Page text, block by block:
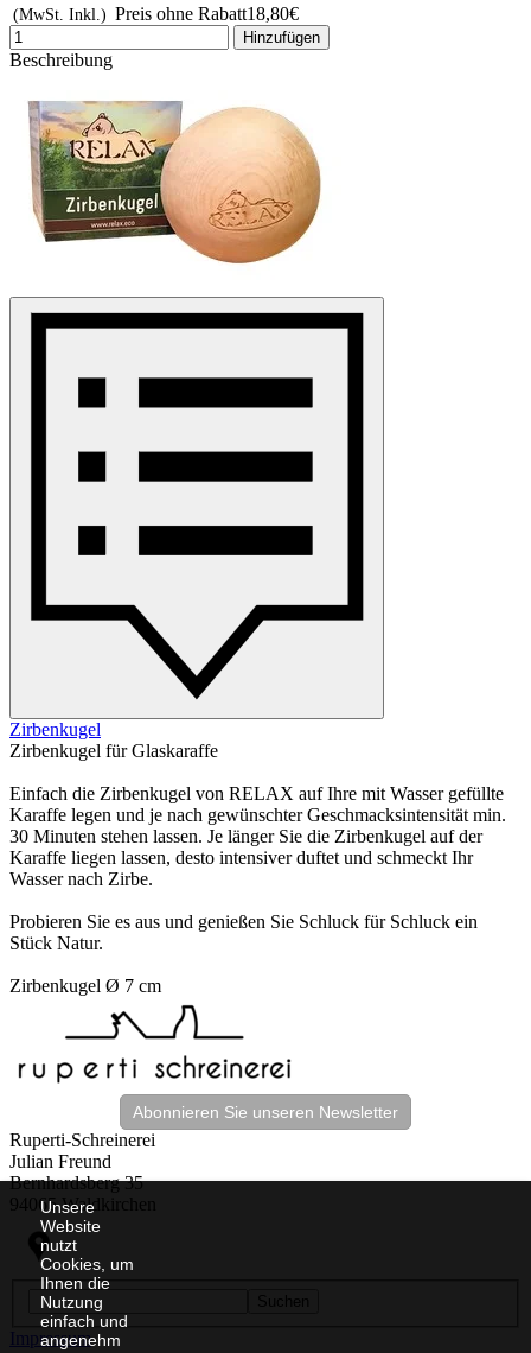
Unsere
Website
nutzt
Cookies, um
Ihnen die
Nutzung
einfach und
angenehm
(MwSt. Inkl.) Preis ohne Rabatt18,80€
Hinzufügen
Beschreibung
Zirbenkugel
Zirbenkugel für Glaskaraffe
Einfach die Zirbenkugel von RELAX auf Ihre mit Wasser gefüllte
Karaffe legen und je nach gewünschter Geschmacksintensität min.
30 Minuten stehen lassen. Je länger Sie die Zirbenkugel auf der
Karaffe liegen lassen, desto intensiver duftet und schmeckt Ihr
Wasser nach Zirbe.
Probieren Sie es aus und genießen Sie Schluck für Schluck ein
Stück Natur.
Zirbenkugel Ø 7 cm
Abonnieren Sie unseren Newsletter
Ruperti-Schreinerei
Julian Freund
Bernhardsberg 35
94065 Waldkirchen
Suchen
Impressum